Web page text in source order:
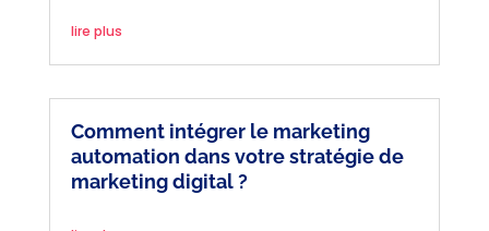
lire plus
Comment intégrer le marketing
automation dans votre stratégie de
marketing digital ?